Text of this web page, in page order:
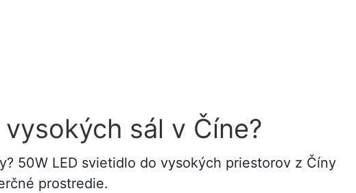
sál v Číne?
50W LED svietidlo do vysokých priestorov z Číny
prostredie.